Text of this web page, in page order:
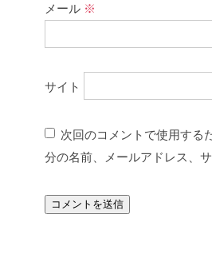
メール ※
サイト
次回のコメントで使用する
分の名前、メールアドレス、サ